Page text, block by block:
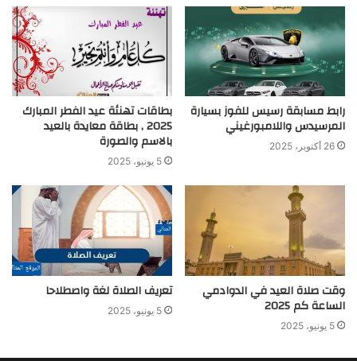
رابط مسابقة رسيس للفوز بسيارة
المرسيدس واللامبورغيني
26 أكتوبر، 2025
بطاقات تهنئة عيد الفطر المبارك
2025 , بطاقة معايدة بالعيد
بالاسم والصورة
5 يونيو، 2025
وقت صلاة العيد في الدوادمي
الساعة كم 2025
5 يونيو، 2025
تعريف الصلاة لغة واصطلاحا
5 يونيو، 2025